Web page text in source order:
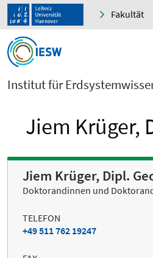
Fakultät
Institut für
Jiem Krüger,
Jiem Krüger, Dipl.
Doktorandinnen und
TELEFON
+49 511 762 19247